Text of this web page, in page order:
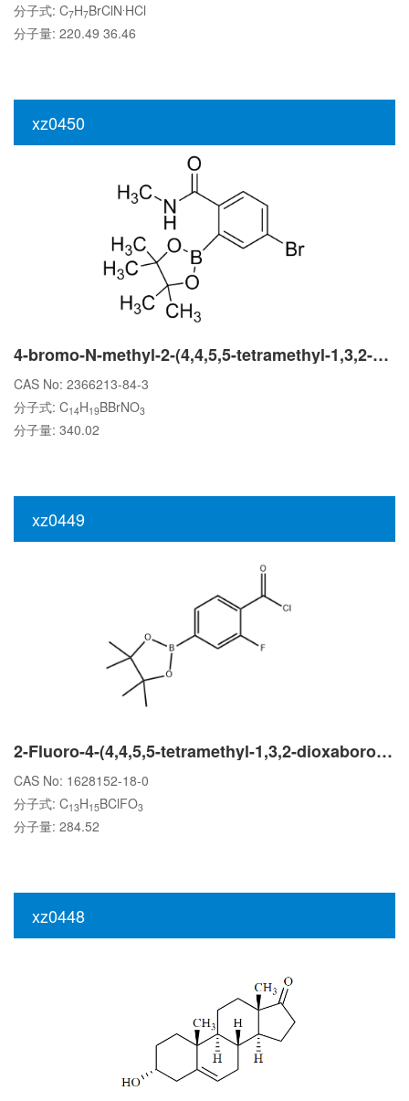
分子式: C7H7BrClN HCl
分子量: 220.49 36.46
xz0450
4-bromo-N-methyl-2-(4,4,5,5-tetramethyl-1,3,2-dioxaborolan-2-yl)benzamide
CAS No: 2366213-84-3
分子式: C14H19BBrNO3
分子量: 340.02
xz0449
2-Fluoro-4-(4,4,5,5-tetramethyl-1,3,2-dioxaborolan-2-yl)benzoyl chloride
CAS No: 1628152-18-0
分子式: C13H15BClFO3
分子量: 284.52
xz0448